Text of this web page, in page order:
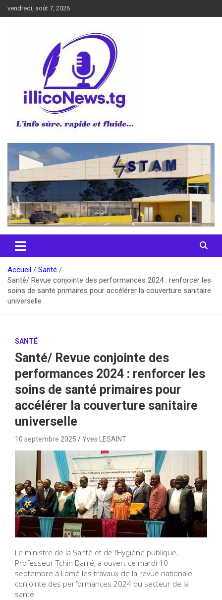
au
vendredi, août 7, 2026
illiconews
Accueil
Santé
Santé/ Revue conjointe des performances 2024 : renforcer les
soins de santé primaires pour accélérer la couverture sanitaire
universelle
SANTÉ
Santé/ Revue conjointe des
performances 2024 : renforcer les
soins de santé primaires pour
accélérer la couverture sanitaire
universelle
10 septembre 2025 Yves LESAINT
Le ministre de la Santé et de l’Hygiène publique,
Professeur Tchin Darré, a ouvert ce mardi 10
septembre à Lomé les travaux de la revue nationale
conjointe des performances 2024 du secteur de la
santé.